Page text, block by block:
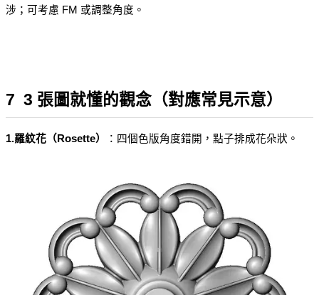
涉；可考慮 FM 或調整角度。
7  3 張圖就懂的觀念（對應常見示意）
1.羅紋花（Rosette） ：四個色版角度錯開，點子排成花朵狀。